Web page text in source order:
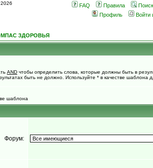
FAQ Правила
Поиск
Профиль
Войти
ЗДОРОВЬЯ
AND чтобы определить слова, которые должны быть в
быть не должно. Используйте * в качестве шаблона
шаблона
Форум: